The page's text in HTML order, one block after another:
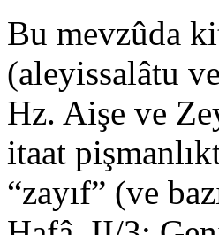
Bu mevzûda
(aleyissalâtu
Hz. Aişe ve
itaat
“zayıf” (ve